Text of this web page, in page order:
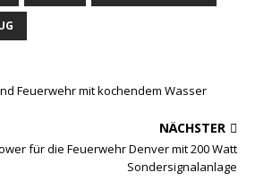
Feuerwehr mit kochendem Wasser
NÄCHSTER
für die Feuerwehr Denver mit 200 Watt
Sondersignalanlage